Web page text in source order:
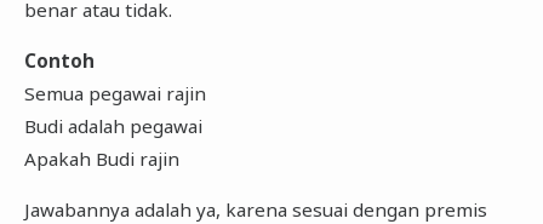
benar atau tidak.
Contoh
Semua pegawai rajin
Budi adalah pegawai
Apakah Budi rajin
Jawabannya adalah ya, karena sesuai dengan premis